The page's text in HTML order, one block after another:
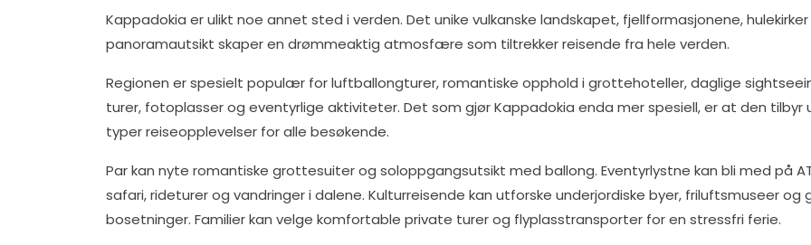
Kappadokia er ulikt noe annet sted i verden. Det unike vulkanske landskapet, fjellformasjonene,
panoramautsikt skaper en drømmeaktig atmosfære som tiltrekker reisende fra hele verden.
Regionen er spesielt populær for luftballongturer, romantiske opphold i grottehoteller, daglige
turer, fotoplasser og eventyrlige aktiviteter. Det som gjør Kappadokia enda mer spesiell, er at den tilbyr
typer reiseopplevelser for alle besøkende.
Par kan nyte romantiske grottesuiter og soloppgangsutsikt med ballong. Eventyrlystne kan bli med på
safari, rideturer og vandringer i dalene. Kulturreisende kan utforske underjordiske byer, friluftsmuseer og
bosetninger. Familier kan velge komfortable private turer og flyplasstransporter for en stressfri ferie.